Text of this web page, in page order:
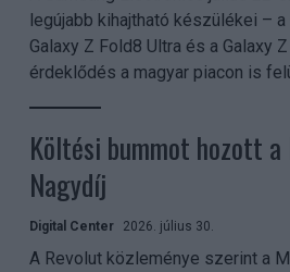
legújabb kihajtható készülékei – a
Galaxy Z Fold8 Ultra és a Galaxy
érdeklődés a magyar piacon is
Költési bummot hozott
Nagydíj
Digital Center 2026. július 30.
A Revolut közleménye szerint a